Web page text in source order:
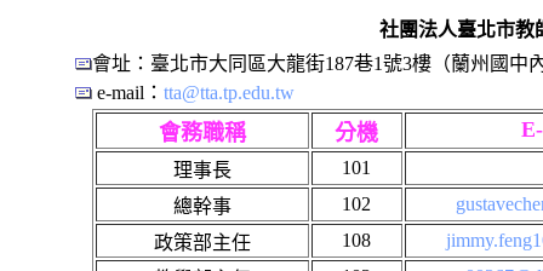
社團法人臺北市教
會址：臺北市大同區大龍街187巷1號3樓（蘭州國中
e-mail： tta@tta.tp.edu.tw
會務職稱 分機
理事長
101
總幹事
102
政策部主任
108